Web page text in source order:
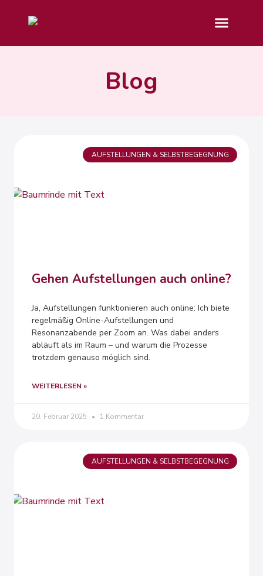
Blog
AUFSTELLUNGEN & SELBSTBEGEGNUNG
Gehen Aufstellungen auch online?
Ja, Aufstellungen funktionieren auch online: Ich biete
regelmäßig Online-Aufstellungen und
Resonanzabende per Zoom an. Was dabei anders
abläuft als im Raum – und warum die Prozesse
trotzdem genauso möglich sind.
WEITERLESEN »
20. Februar 2025 1 Kommentar
AUFSTELLUNGEN & SELBSTBEGEGNUNG